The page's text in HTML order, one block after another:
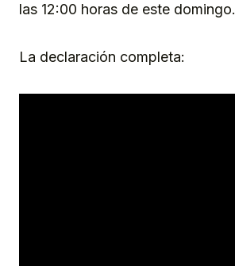
las 12:00 horas de este domingo.
La declaración completa: